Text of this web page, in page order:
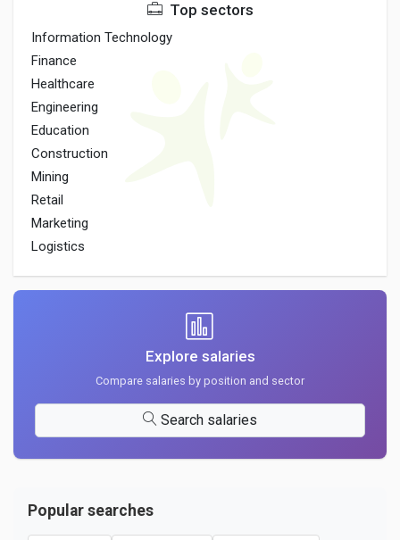
Top sectors
Information Technology
Finance
Healthcare
Engineering
Education
Construction
Mining
Retail
Marketing
Logistics
Explore salaries
Compare salaries by position and sector
Search salaries
Popular searches